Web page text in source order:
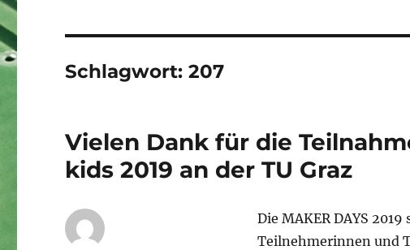
Schlagwort:207
Vielen Dank für die
kids 2019 an der TU Graz
Die MAKER DAYS
Teilnehmerinnen und